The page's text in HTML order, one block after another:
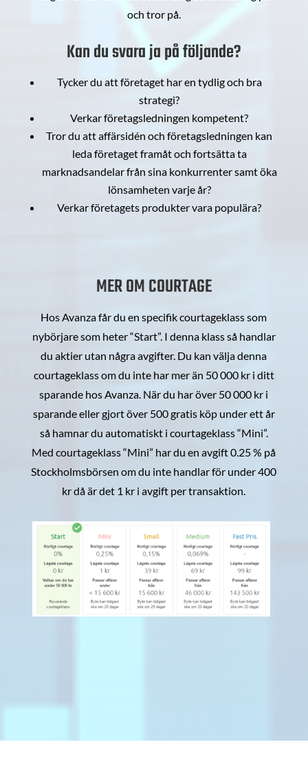
och tror på.
Kan du svara ja på följande?
Tycker du att företaget har en tydlig och bra
strategi?
Verkar företagsledningen kompetent?
Tror du att affärsidén och företagsledningen kan
leda företaget framåt och fortsätta ta
marknadsandelar från sina konkurrenter samt öka
lönsamheten varje år?
Verkar företagets produkter vara populära?
MER OM COURTAGE
Hos Avanza får du en specifik courtageklass som
nybörjare som heter “Start”. I denna klass så handlar
du aktier utan några avgifter. Du kan välja denna
courtageklass om du inte har mer än 50 000 kr i ditt
sparande hos Avanza. När du har över 50 000 kr i
sparande eller gjort över 500 gratis köp under ett år
så hamnar du automatiskt i courtageklass “Mini”.
Med courtageklass “Mini” har du en avgift 0.25 % på
Stockholmsbörsen om du inte handlar för under 400
kr då är det 1 kr i avgift per transaktion.